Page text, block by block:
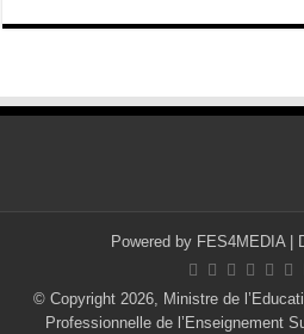
Powered by FES4MEDIA|
© Copyright 2026, Ministre de
Professionnelle de l’Enseignement